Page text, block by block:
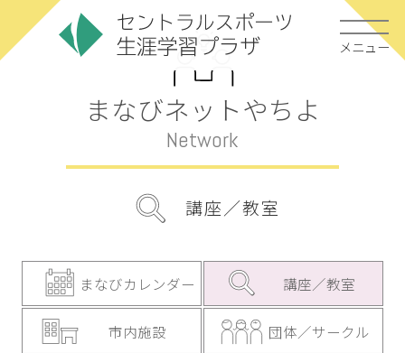
メニュー
まなびネットやちよ
Network
講座／教室
まなびカレンダー 講座／教室
市内施設 団体／サークル